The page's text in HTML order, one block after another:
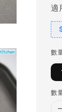
適
數
數